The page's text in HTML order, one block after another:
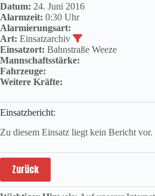
Datum: 24. Juni 2016
Alarmzeit: 0:30 Uhr
Alarmierungsart:
Art: Einsatzarchiv
Einsatzort: Bahnstraße Weeze
Mannschaftsstärke:
Fahrzeuge:
Weitere Kräfte:
Einsatzbericht:
Zu diesem Einsatz liegt kein Bericht vor.
Zurück